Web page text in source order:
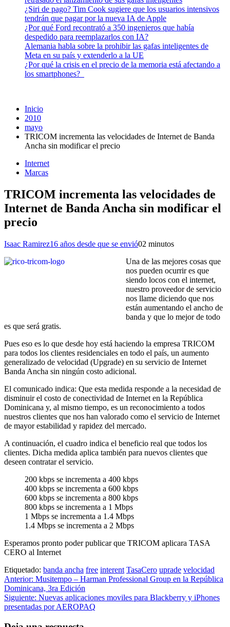
¿Siri de pago? Tim Cook sugiere que los usuarios intensivos
tendrán que pagar por la nueva IA de Apple
¿Por qué Ford recontrató a 350 ingenieros que había
despedido para reemplazarlos con IA?
Alemania habla sobre la prohibir las gafas inteligentes de
Meta en su país y extenderlo a la UE
¿Por qué la crisis en el precio de la memoria está afectando a
los smartphones?
Inicio
2010
mayo
TRICOM incrementa las velocidades de Internet de Banda
Ancha sin modificar el precio
Internet
Marcas
TRICOM incrementa las velocidades de
Internet de Banda Ancha sin modificar el
precio
Isaac Ramirez16 años desde que se envió02 minutos
Una de las mejores cosas que
nos pueden ocurrir es que
siendo locos con el internet,
nuestro proveedor de servicio
nos llame diciendo que nos
están aumentando el ancho de
banda y que lo mejor de todo
es que será gratis.
Pues eso es lo que desde hoy está haciendo la empresa TRICOM
para todos los clientes residenciales en todo el país, un aumento
generalizado de velocidad (Upgrade) en su servicio de Internet
Banda Ancha sin ningún costo adicional.
El comunicado indica: Que esta medida responde a la necesidad de
disminuir el costo de conectividad de Internet en la República
Dominicana y, al mismo tiempo, es un reconocimiento a todos
nuestros clientes que nos han valorado como el servicio de Internet
de mayor estabilidad y rapidez del mercado.
A continuación, el cuadro indica el beneficio real que todos los
clientes. Dicha medida aplica también para nuevos clientes que
deseen contratar el servicio.
200 kbps se incrementa a 400 kbps
400 kbps se incrementa a 600 kbps
600 kbps se incrementa a 800 kbps
800 kbps se incrementa a 1 Mbps
1 Mbps se incrementa a 1.4 Mbps
1.4 Mbps se incrementa a 2 Mbps
Esperamos pronto poder publicar que TRICOM aplicara TASA
CERO al Internet
Etiquetado: banda ancha free interent TasaCero uprade velocidad
Navegación
de
entradas
Anterior: Musitempo – Harman Professional Group en la República
Dominicana, 3ra Edición
Siguiente: Nuevas aplicaciones moviles para Blackberry y iPhones
presentadas por AEROPAQ